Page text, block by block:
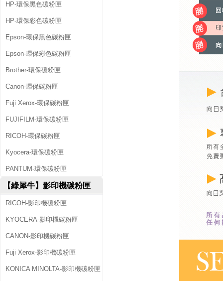
HP-環保黑色碳粉匣
HP-環保彩色碳粉匣
Epson-環保黑色碳粉匣
Epson-環保彩色碳粉匣
Brother-環保碳粉匣
Canon-環保碳粉匣
Fuji Xerox-環保碳粉匣
FUJIFILM-環保碳粉匣
RICOH-環保碳粉匣
Kyocera-環保碳粉匣
PANTUM-環保碳粉匣
【綠犀牛】影印機碳粉匣
RICOH-影印機碳粉匣
KYOCERA-影印機碳粉匣
CANON-影印機碳粉匣
Fuji Xerox-影印機碳粉匣
KONICA MINOLTA-影印機碳粉匣